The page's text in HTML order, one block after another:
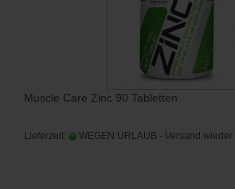
Muscle Care Zinc 90 Tabletten
Lieferzeit: WEGEN URLAUB - Versand